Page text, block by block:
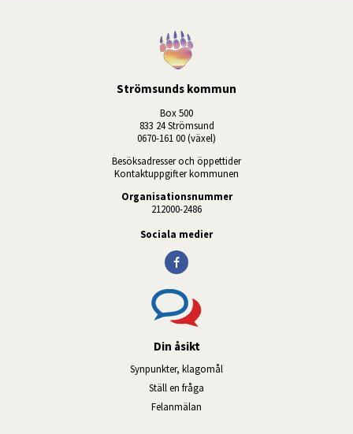
Strömsunds kommun
Box 500
833 24 Strömsund
0670-161 00 (växel)
Besöksadresser och öppettider
Kontaktuppgifter kommunen
Organisationsnummer
212000-2486
Sociala medier
Din åsikt
Synpunkter, klagomål
Ställ en fråga
Felanmälan